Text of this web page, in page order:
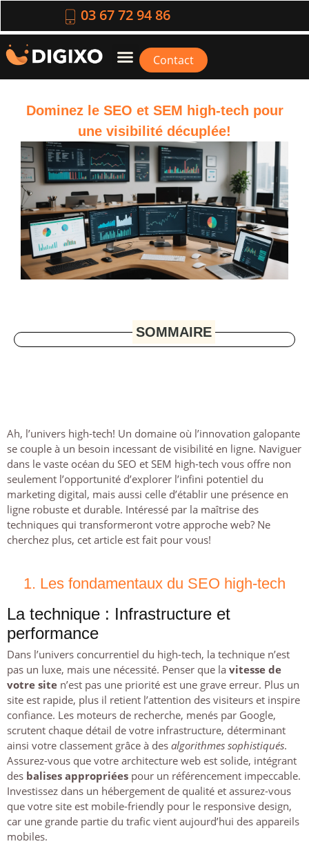
03 67 72 94 86
Contact
Dominez le SEO et SEM high-tech pour
une visibilité décuplée!
SOMMAIRE
Ah, l’univers high-tech! Un domaine où l’innovation galopante
se couple à un besoin incessant de visibilité en ligne. Naviguer
dans le vaste océan du SEO et SEM high-tech vous offre non
seulement l’opportunité d’explorer l’infini potentiel du
marketing digital, mais aussi celle d’établir une présence en
ligne robuste et durable. Intéressé par la maîtrise des
techniques qui transformeront votre approche web? Ne
cherchez plus, cet article est fait pour vous!
1. Les fondamentaux du SEO high-tech
La technique : Infrastructure et
performance
Dans l’univers concurrentiel du high-tech, la technique n’est
pas un luxe, mais une nécessité. Penser que la vitesse de
votre site n’est pas une priorité est une grave erreur. Plus un
site est rapide, plus il retient l’attention des visiteurs et inspire
confiance. Les moteurs de recherche, menés par Google,
scrutent chaque détail de votre infrastructure, déterminant
ainsi votre classement grâce à des algorithmes sophistiqués.
Assurez-vous que votre architecture web est solide, intégrant
des balises appropriées pour un référencement impeccable.
Investissez dans un hébergement de qualité et assurez-vous
que votre site est mobile-friendly pour le responsive design,
car une grande partie du trafic vient aujourd’hui des appareils
mobiles.